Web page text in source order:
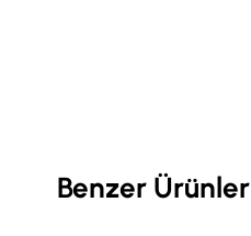
Benzer Ürünler